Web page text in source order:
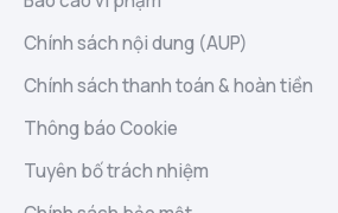
Chính sách nội dung (AUP)
Chính sách thanh toán & hoàn tiền
Thông báo Cookie
Tuyên bố trách nhiệm